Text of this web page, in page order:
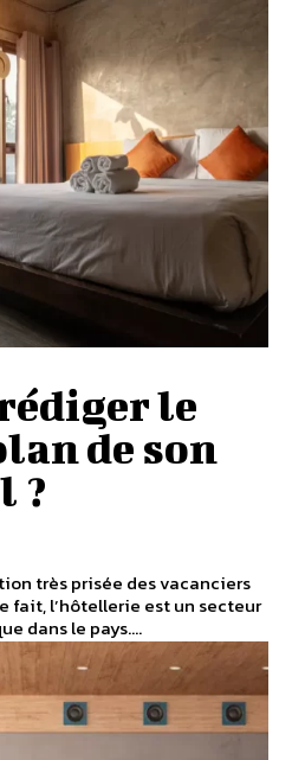
le
de son
?
très prisée des vacanciers
fait, l’hôtellerie est un secteur
dans le pays....